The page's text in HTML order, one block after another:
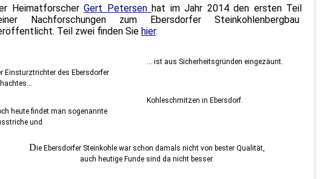
Heimatforscher Gert Petersen hat im Jahr 2014 den ersten Teil
Nachforschungen zum Ebersdorfer Steinkohlenbergbau
Teil zwei finden Sie hier.
Einsturztrichter des Ebersdorfer
... ist aus Sicherheitsgründen eingezäunt.
heute findet man sogenannte
und
Kohleschmitzen in Ebersdorf.
Die Ebersdorfer Steinkohle war schon damals nicht von bester Qualität,
auch heutige Funde sind da nicht besser.